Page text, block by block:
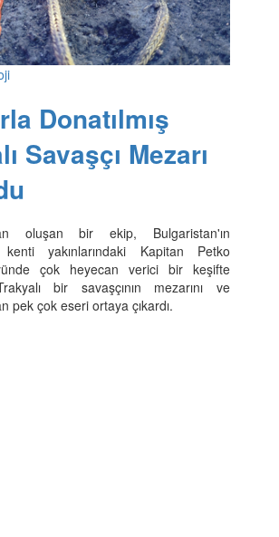
Donatılmış
Savaşçı Mezarı
oluşan bir ekip, Bulgaristan'ın
kenti yakınlarındaki Kapitan Petko
çok heyecan verici bir keşifte
bir savaşçının mezarını ve
pek çok eseri ortaya çıkardı.